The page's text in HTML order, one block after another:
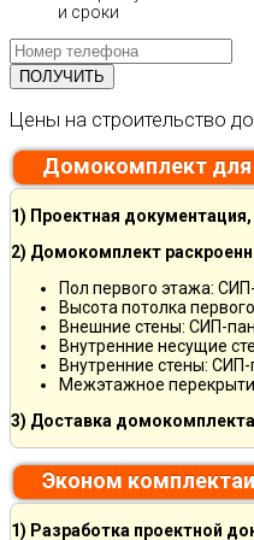
и сроки
Цены на строительство
Домокомплект для
1) Проектная
2) Домокомплект
Пол первого этажа:
Высота потолка
Внешние стены: СИП-
Внутренние несущие
Внутренние стены:
Межэтажное
3) Доставка
Эконом
1) Разработка проектной